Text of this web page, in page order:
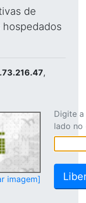
de
,
imagem]
Digite
lado no